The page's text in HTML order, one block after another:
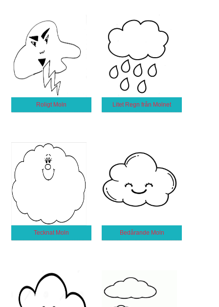
Roligt Moln Litet Regn från Molnet
Tecknat Moln Bedårande Moln